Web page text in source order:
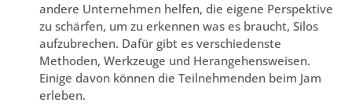
andere Unternehmen helfen, die eigene Perspektive
zu schärfen, um zu erkennen was es braucht, Silos
aufzubrechen. Dafür gibt es verschiedenste
Methoden, Werkzeuge und Herangehensweisen.
Einige davon können die Teilnehmenden beim Jam
erleben.